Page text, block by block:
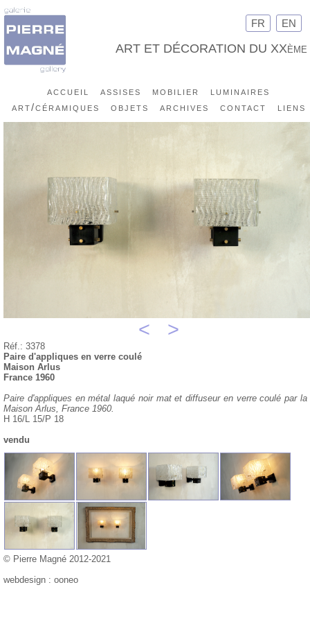
FR EN
ART ET DÉCORATION DU XXème
accueil assises mobilier
luminaires
art/céramiques
objets archives contact liens
< >
Réf.: 3378
Paire d'appliques en verre coulé
Maison Arlus
France 1960
Paire d'appliques en métal laqué noir mat et diffuseur en verre coulé par la
Maison Arlus, France 1960.
H 16/L 15/P 18
vendu
© Pierre Magné 2012-2021
webdesign : ooneo